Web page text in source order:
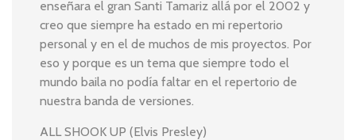
enseñara el gran Santi Tamariz allá por el 2002 y
creo que siempre ha estado en mi repertorio
personal y en el de muchos de mis proyectos. Por
eso y porque es un tema que siempre todo el
mundo baila no podía faltar en el repertorio de
nuestra banda de versiones.
ALL SHOOK UP (Elvis Presley)